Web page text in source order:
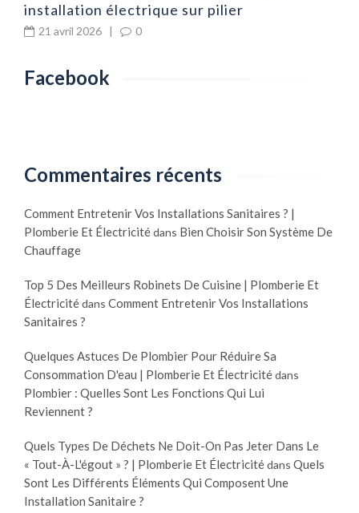
installation électrique sur pilier
21 avril 2026 | 0
Facebook
Commentaires récents
Comment Entretenir Vos Installations Sanitaires ? |
Plomberie Et Électricitédans Bien Choisir Son Système De
Chauffage
Top 5 Des Meilleurs Robinets De Cuisine | Plomberie Et
Électricitédans Comment Entretenir Vos Installations
Sanitaires ?
Quelques Astuces De Plombier Pour Réduire Sa
Consommation D'eau | Plomberie Et Électricitédans
Plombier : Quelles Sont Les Fonctions Qui Lui
Reviennent ?
Quels Types De Déchets Ne Doit-On Pas Jeter Dans Le
« Tout-À-L'égout » ? | Plomberie Et Électricitédans Quels
Sont Les Différents Éléments Qui Composent Une
Installation Sanitaire ?